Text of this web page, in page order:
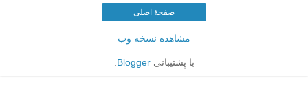
صفحهٔ اصلی
مشاهده نسخه وب
با پشتیبانیBlogger